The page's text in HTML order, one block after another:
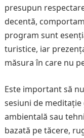
presupun
decentă,
program sunt
turistice, iar
măsura în care nu
Este important să
sesiuni de
ambientală sau
bazată pe tăcere,